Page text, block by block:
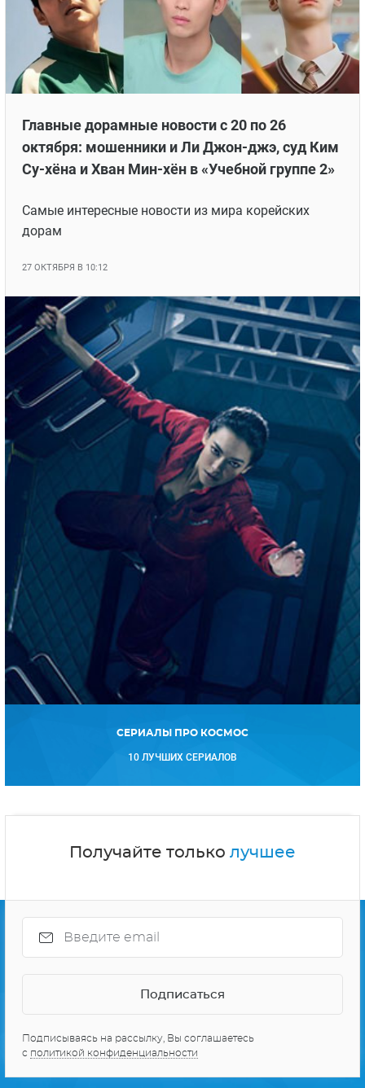
Главные дорамные новости с 20 по 26
октября: мошенники и Ли Джон-джэ, суд Ким
Су-хёна и Хван Мин-хён в «Учебной группе 2»
Самые интересные новости из мира корейских
дорам
27 ОКТЯБРЯ В 10:12
СЕРИАЛЫ ПРО КОСМОС
10 ЛУЧШИХ СЕРИАЛОВ
Получайте только лучшее
Подписываясь на рассылку, Вы соглашаетесь
с политикой конфиденциальности